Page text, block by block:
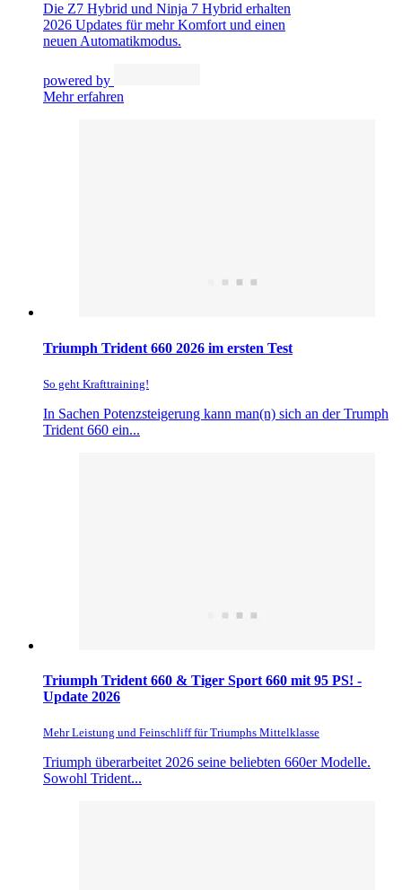
Die Z7 Hybrid und Ninja 7 Hybrid erhalten
2026 Updates für mehr Komfort und einen
neuen Automatikmodus.
powered by
Mehr erfahren
Triumph Trident 660 2026 im ersten Test
So geht Krafttraining!
In Sachen Potenzsteigerung kann man(n) sich an der Trumph
Trident 660 ein...
Triumph Trident 660 & Tiger Sport 660 mit 95 PS! -
Update 2026
Mehr Leistung und Feinschliff für Triumphs Mittelklasse
Triumph überarbeitet 2026 seine beliebten 660er Modelle.
Sowohl Trident...